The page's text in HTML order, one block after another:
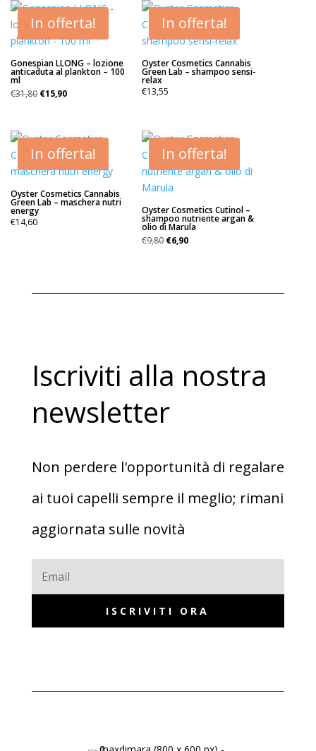
In offerta!
Gonespian LLONG – lozione
anticaduta al plankton – 100
ml
€31,80 Il
era:
€31,80.
€15,90Il
€15,90.
In offerta!
Oyster Cosmetics Cannabis
Green Lab – shampoo sensi-
relax
€13,55
In offerta!
Oyster Cosmetics Cannabis
Green Lab – maschera nutri
energy
€14,60
In offerta!
Oyster Cosmetics Cutinol –
shampoo nutriente argan &
olio di Marula
€9,80 Il
€9,80.
€6,90Il
€6,90.
Iscriviti alla nostra
newsletter
Non perdere l'opportunità di regalare
ai tuoi capelli sempre il meglio; rimani
aggiornata sulle novità
ISCRIVITI ORA